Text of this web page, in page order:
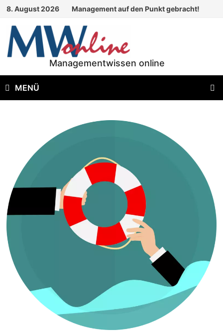
Zum
springen
8. August 2026 Management auf den Punkt gebracht!
Managementwissen online
MENÜ